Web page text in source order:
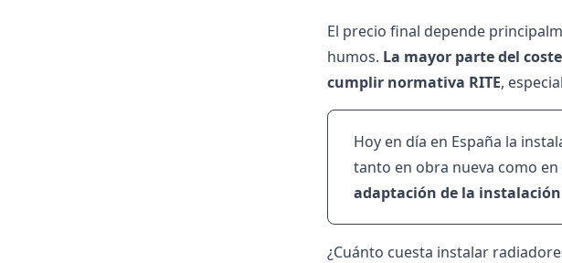
El precio final depende
humos. La mayor parte del
cumplir normativa RITE,
Hoy en día en España la
tanto en obra nueva como
adaptación de la
¿Cuánto cuesta instalar